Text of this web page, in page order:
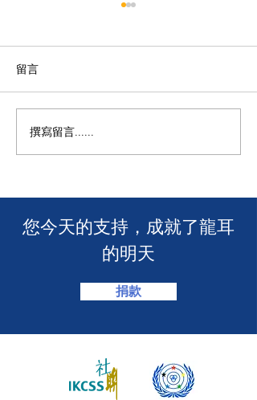
🧯 【推動資訊無障礙！龍
耳為葵盛西邨消防安全簡
留言
撰寫留言......
​您今天的支持，成就了龍耳
的明天
捐款